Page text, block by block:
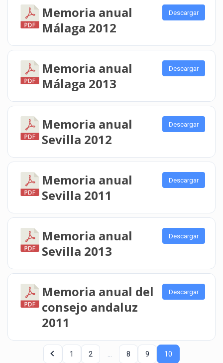
Memoria anual
Málaga 2012
Descargar
Memoria anual
Málaga 2013
Descargar
Memoria anual
Sevilla 2012
Descargar
Memoria anual
Sevilla 2011
Descargar
Memoria anual
Sevilla 2013
Descargar
Memoria anual del
consejo andaluz
2011
Descargar
1 2 8 9 10